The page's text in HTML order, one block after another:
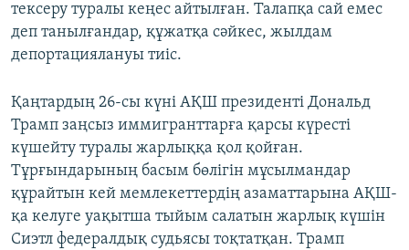
тексеру туралы кеңес айтылған. Талапқа сай емес
деп танылғандар, құжатқа сәйкес, жылдам
депортациялануы тиіс.
Қаңтардың 26-сы күні АҚШ президенті Дональд
Трамп заңсыз иммигранттарға қарсы күресті
күшейту туралы жарлыққа қол қойған.
Тұрғындарының басым бөлігін мұсылмандар
құрайтын кей мемлекеттердің азаматтарына АҚШ-
қа келуге уақытша тыйым салатын жарлық күшін
Сиэтл федералдық судьясы тоқтатқан. Трамп